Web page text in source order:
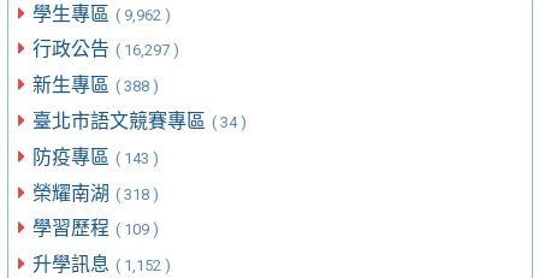
學生專區 ( 9,962 )
行政公告 ( 16,297 )
新生專區 ( 388 )
臺北市語文競賽專區 ( 34 )
防疫專區 ( 143 )
榮耀南湖 ( 318 )
學習歷程 ( 109 )
升學訊息 ( 1,152 )